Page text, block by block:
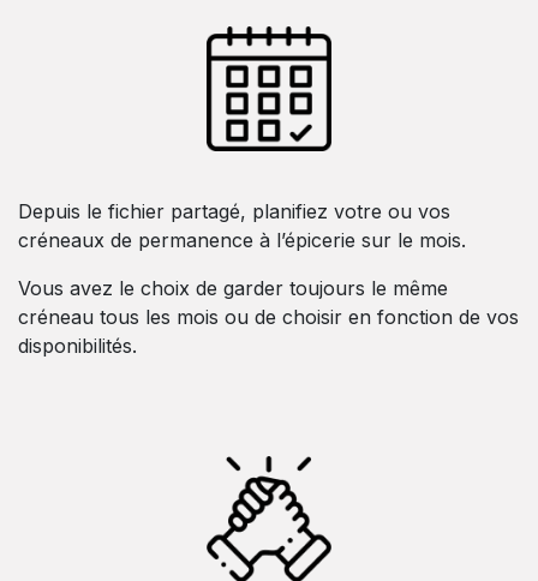
Depuis le fichier partagé, planifiez votre ou vos
créneaux de permanence à l’épicerie sur le mois.
Vous avez le choix de garder toujours le même
créneau tous les mois ou de choisir en fonction de vos
disponibilités.